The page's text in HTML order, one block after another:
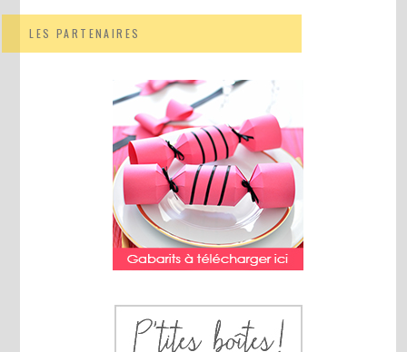
LES PARTENAIRES